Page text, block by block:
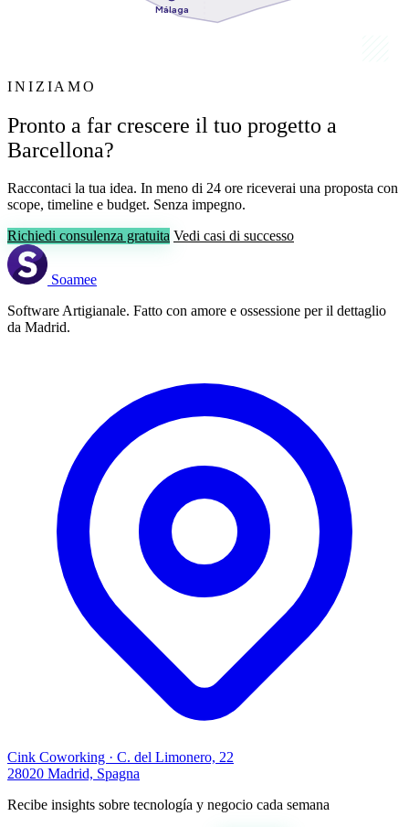
Málaga
INIZIAMO
Pronto a far crescere il tuo progetto a
Barcellona?
Raccontaci la tua idea. In meno di 24 ore riceverai una proposta con
scope, timeline e budget. Senza impegno.
Richiedi consulenza gratuita Vedi casi di successo
Soamee
Software Artigianale. Fatto con amore e ossessione per il dettaglio
da Madrid.
Cink Coworking · C. del Limonero, 22
28020 Madrid, Spagna
Recibe insights sobre tecnología y negocio cada semana